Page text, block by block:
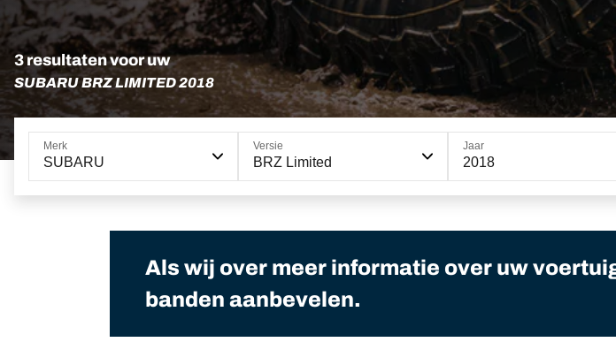
3 resultaten voor uw
SUBARU BRZ LIMITED 2018
Merk
SUBARU
Versie
BRZ Limited
Jaar
2018
Als wij over meer informatie over uw
banden aanbevelen.